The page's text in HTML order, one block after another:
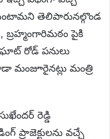
తెలిపారునల్గొండ
పైకి
ఘాట్ రోడ్ పనులు
మంజూరైనట్లు మంత్రి
రెడ్డి
ప్రాజెక్టులను వచ్చే